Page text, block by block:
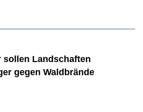
sollen Landschaften
gegen Waldbrände